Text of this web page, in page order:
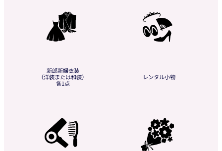
新郎新婦衣装
（洋装または和装）
各1点
レンタル小物